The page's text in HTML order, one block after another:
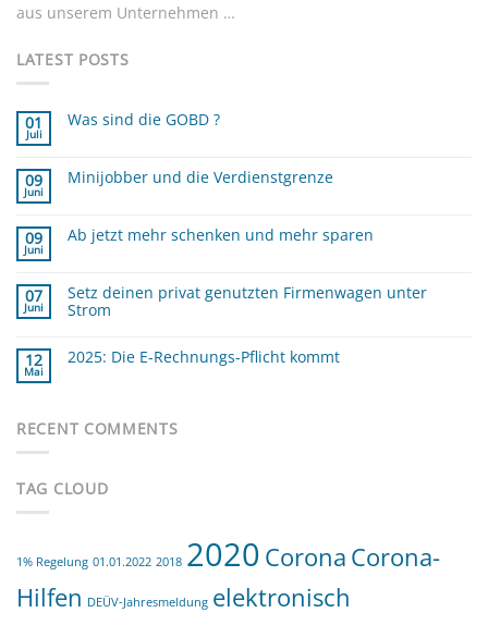
aus unserem Unternehmen …
LATEST POSTS
01
Juli
Was sind die GOBD ?
Was
sind
09
Juni
Minijobber und die Verdienstgrenze
Minijobber
und
09
Juni
Ab jetzt mehr schenken und mehr sparen
Ab
jetzt
mehr
mehr
sparen
07
Juni
Setz deinen privat genutzten Firmenwagen unter
Strom
zu
Setz
unter
Strom
12
Mai
2025: Die E-Rechnungs-Pflicht kommt
Die
E-
RECENT COMMENTS
TAG CLOUD
1% Regelung 01.01.2022 2018 2020 Corona Corona-
Hilfen DEÜV-Jahresmeldung elektronisch